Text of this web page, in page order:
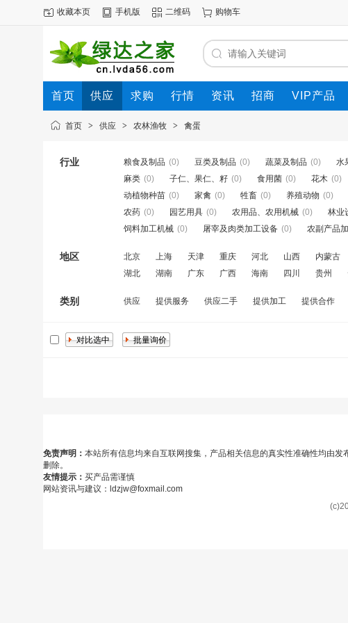
收藏本页 手机版 二维码 购物车
首页 供应 求购 行情 资讯 招商 VIP产品
首页 > 供应 > 农林渔牧 > 禽蛋
行业 粮食及制品 (0) 豆类及制品 (0) 蔬菜及制品 (0) 水
麻类 (0) 子仁、果仁、籽 (0) 食用菌 (0) 花木 (0)
动植物种苗 (0) 家禽 (0) 牲畜 (0) 养殖动物 (0)
农药 (0) 园艺用具 (0) 农用品、农用机械 (0) 林业
饲料加工机械 (0) 屠宰及肉类加工设备 (0) 农副产品
地区 北京 上海 天津 重庆 河北 山西 内蒙古
湖北
湖南 广东 广西 海南 四川 贵州
类别 供应 提供服务 供应二手 提供加工 提供合作
免责声明： 本站所有信息均来自互联网搜集，产品相关信息的真实性准确性均由
删除。
友情提示： 买产品需谨慎
网站资讯与建议：ldzjw@foxmail.com